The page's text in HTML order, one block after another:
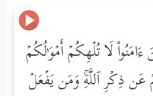
ءَامَنُواْ لَا تُلۡهِكُمۡ أَمۡوَ ٰ⁠لُكُمۡ
عَن ذِكۡرِ ٱللَّهِۚ وَمَن یَفۡعَلۡ